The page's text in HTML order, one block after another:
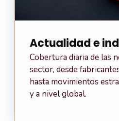
Actualidad e
Cobertura diaria de las
sector, desde
hasta movimientos
y a nivel global.